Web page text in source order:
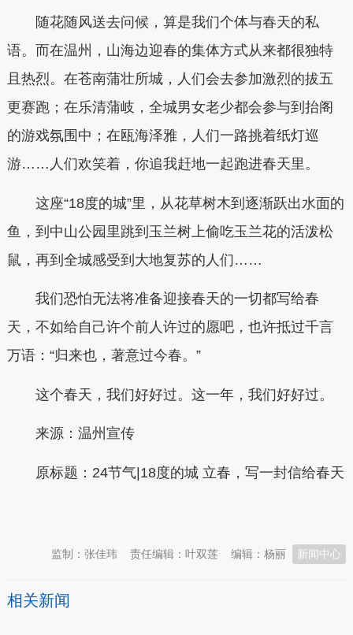
随花随风送去问候，算是我们个体与春天的私
语。而在温州，山海边迎春的集体方式从来都很独特
且热烈。在苍南蒲壮所城，人们会去参加激烈的拔五
更赛跑；在乐清蒲岐，全城男女老少都会参与到抬阁
的游戏氛围中；在瓯海泽雅，人们一路挑着纸灯巡
游……人们欢笑着，你追我赶地一起跑进春天里。
这座“18度的城”里，从花草树木到逐渐跃出水面的
鱼，到中山公园里跳到玉兰树上偷吃玉兰花的活泼松
鼠，再到全城感受到大地复苏的人们……
我们恐怕无法将准备迎接春天的一切都写给春
天，不如给自己许个前人许过的愿吧，也许抵过千言
万语：“归来也，著意过今春。”
这个春天，我们好好过。这一年，我们好好过。
来源：温州宣传
原标题： 24节气|18度的城 立春，写一封信给春天
新闻中心
编辑：杨丽
责任编辑：叶双莲
监制：张佳玮
相关新闻